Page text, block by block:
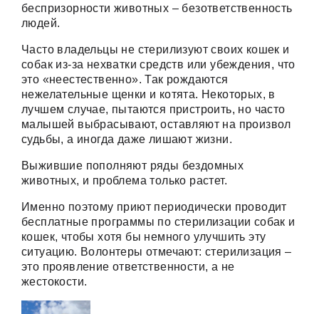
беспризорности животных – безответственность
людей.
Часто владельцы не стерилизуют своих кошек и
собак из-за нехватки средств или убеждения, что
это «неестественно». Так рождаются
нежелательные щенки и котята. Некоторых, в
лучшем случае, пытаются пристроить, но часто
малышей выбрасывают, оставляют на произвол
судьбы, а иногда даже лишают жизни.
Выжившие пополняют ряды бездомных
животных, и проблема только растет.
Именно поэтому приют периодически проводит
бесплатные программы по стерилизации собак и
кошек, чтобы хотя бы немного улучшить эту
ситуацию. Волонтеры отмечают: стерилизация –
это проявление ответственности, а не
жестокости.